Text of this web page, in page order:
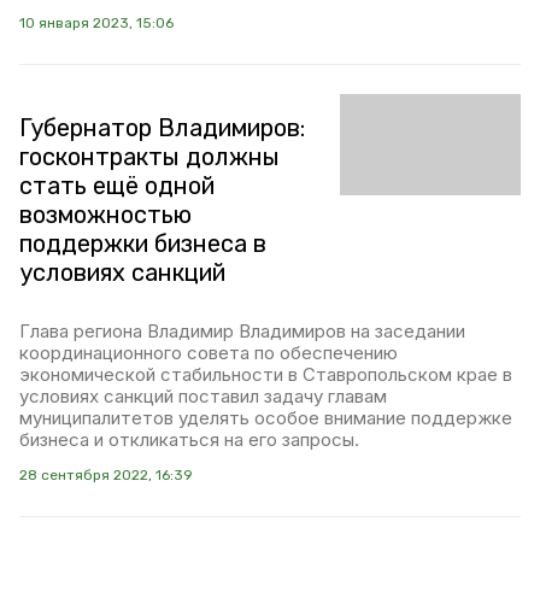
10 января 2023, 15:06
Губернатор Владимиров:
госконтракты должны
стать ещё одной
возможностью
поддержки бизнеса в
условиях санкций
Глава региона Владимир Владимиров на заседании
координационного совета по обеспечению
экономической стабильности в Ставропольском крае в
условиях санкций поставил задачу главам
муниципалитетов уделять особое внимание поддержке
бизнеса и откликаться на его запросы.
28 сентября 2022, 16:39